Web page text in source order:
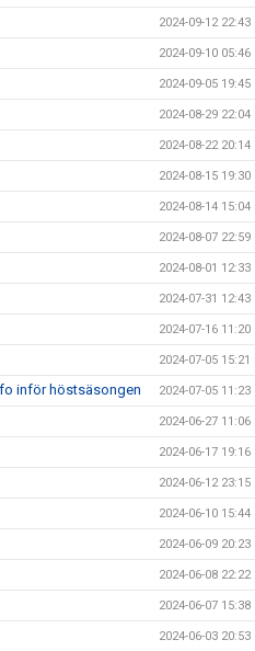
2024-09-12 22:43
2024-09-10 05:46
2024-09-05 19:45
2024-08-29 22:04
2024-08-22 20:14
2024-08-15 19:30
2024-08-14 15:04
2024-08-07 22:59
2024-08-01 12:33
2024-07-31 12:43
2024-07-16 11:20
2024-07-05 15:21
inför höstsäsongen 2024-07-05 11:23
2024-06-27 11:06
2024-06-17 19:16
2024-06-12 23:15
2024-06-10 15:44
2024-06-09 20:23
2024-06-08 22:22
2024-06-07 15:38
2024-06-03 20:53